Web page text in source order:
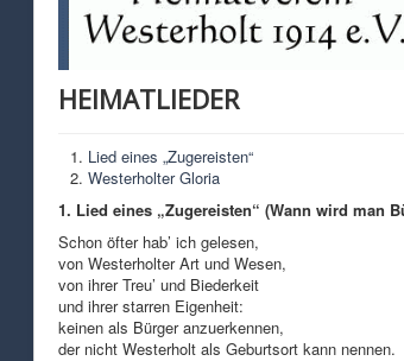
HEIMATLIEDER
Lied eines „Zugereisten“
Westerholter Gloria
1. Lied eines „Zugereisten“ (Wann wird man
Schon öfter hab’ ich gelesen,
von Westerholter Art und Wesen,
von ihrer Treu’ und Biederkeit
und ihrer starren Eigenheit:
keinen als Bürger anzuerkennen,
der nicht Westerholt als Geburtsort kann nennen.